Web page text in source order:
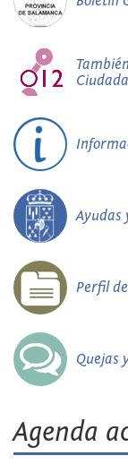
Ayudas
Perfil
Quejas
Agenda